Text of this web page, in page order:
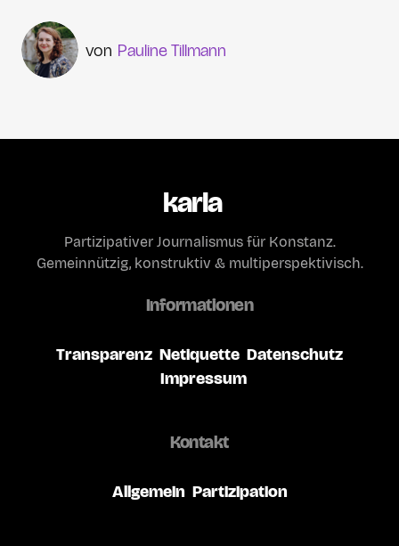
Pauline Tillmann
karla
Partizipativer Journalismus für Konstanz.
Gemeinnützig, konstruktiv & multiperspektivisch.
Informationen
Transparenz Netiquette Datenschutz
Impressum
Kontakt
Allgemein Partizipation